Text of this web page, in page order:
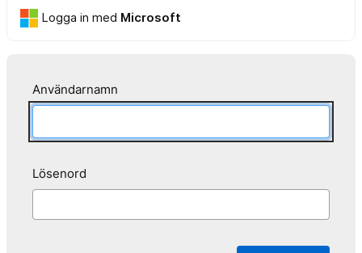
Logga in med Microsoft
Användarnamn
Lösenord